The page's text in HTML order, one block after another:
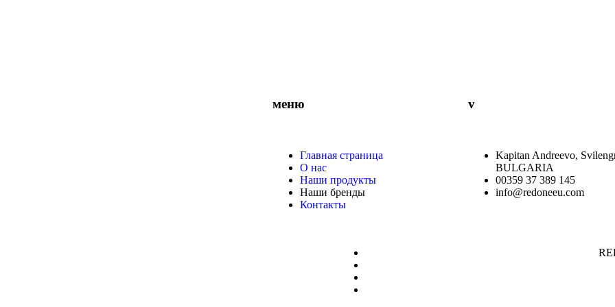
меню
Главная страница
О нас
Наши продукты
Наши бренды
Контакты
v
Kapitan Andreevo,
BULGARIA
00359 37 389 145
info@redoneeu.com